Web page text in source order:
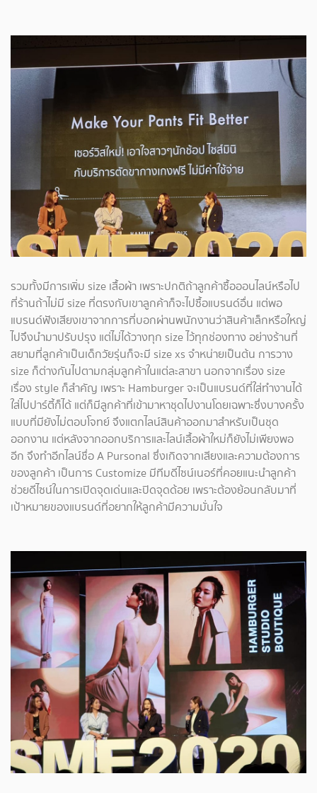
รวมทั้งมีการเพิ่ม size เสื้อผ้า เพราะปกติถ้าลูกค้าซื้อออนไลน์หรือไป
ที่ร้านถ้าไม่มี size ที่ตรงกับเขาลูกค้าก็จะไปซื้อแบรนด์อื่น แต่พอ
แบรนด์ฟังเสียงเขาจากการที่บอกผ่านพนักงานว่าสินค้าเล็กหรือใหญ่
ไปจึงนำมาปรับปรุง แต่ไม่ได้วางทุก size ไว้ทุกช่องทาง อย่างร้านที่
สยามที่ลูกค้าเป็นเด็กวัยรุ่นก็จะมี size xs จำหน่ายเป็นต้น การวาง
size ก็ต่างกันไปตามกลุ่มลูกค้าในแต่ละสาขา นอกจากเรื่อง size
เรื่อง style ก็สำคัญ เพราะ Hamburger จะเป็นแบรนด์ที่ใส่ทำงานได้
ใส่ไปปาร์ตี้ก็ได้ แต่ก็มีลูกค้าที่เข้ามาหาชุดไปงานโดยเฉพาะซึ่งบางครั้ง
แบบที่มียังไม่ตอบโจทย์ จึงแตกไลน์สินค้าออกมาสำหรับเป็นชุด
ออกงาน แต่หลังจากออกบริการและไลน์เสื้อผ้าใหม่ก็ยังไม่เพียงพอ
อีก จึงทำอีกไลน์ชื่อ A Pursonal ซึ่งเกิดจากเสียงและความต้องการ
ของลูกค้า เป็นการ Customize มีทีมดีไซน์เนอร์ที่คอยแนะนำลูกค้า
ช่วยดีไซน์ในการเปิดจุดเด่นและปิดจุดด้อย เพราะต้องย้อนกลับมาที่
เป้าหมายของแบรนด์ที่อยากให้ลูกค้ามีความมั่นใจ